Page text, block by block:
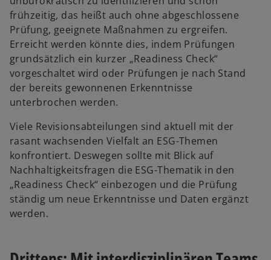
frühzeitig, das heißt auch ohne abgeschlossene
Prüfung, geeignete Maßnahmen zu ergreifen.
Erreicht werden könnte dies, indem Prüfungen
grundsätzlich ein kurzer „Readiness Check“
vorgeschaltet wird oder Prüfungen je nach Stand
der bereits gewonnenen Erkenntnisse
unterbrochen werden.
Viele Revisionsabteilungen sind aktuell mit der
rasant wachsenden Vielfalt an ESG-Themen
konfrontiert. Deswegen sollte mit Blick auf
Nachhaltigkeitsfragen die ESG-Thematik in den
„Readiness Check“ einbezogen und die Prüfung
ständig um neue Erkenntnisse und Daten ergänzt
werden.